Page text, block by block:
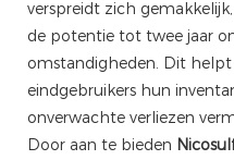
verspreidt zich
de potentie tot twee jaar
omstandigheden. Dit helpt
eindgebruikers hun
onverwachte verliezen
Door aan te bieden